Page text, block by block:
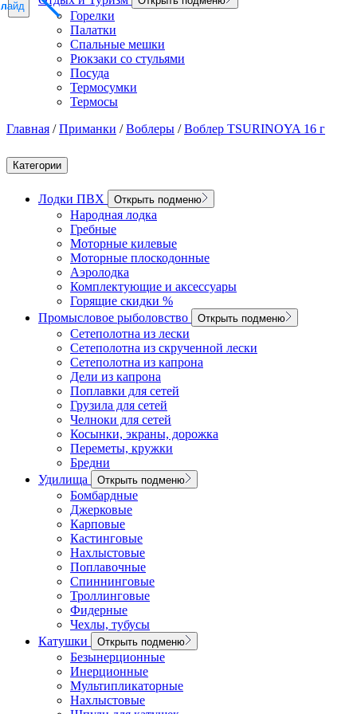
Горелки
Палатки
Спальные мешки
Рюкзаки со стульями
Посуда
Термосумки
Термосы
Главная /Приманки /Воблеры /Воблер TSURINOYA 16 г
Категории
Лодки ПВХ Открыть подменю
Народная лодка
Гребные
Моторные килевые
Моторные плоскодонные
Аэролодка
Комплектующие и аксессуары
Горящие скидки %
Промысловое рыболовство
Открыть подменю
Сетеполотна из лески
Сетеполотна из скрученной лески
Сетеполотна из капрона
Дели из капрона
Поплавки для сетей
Грузила для сетей
Челноки для сетей
Косынки, экраны, дорожка
Переметы, кружки
Бредни
Удилища
Открыть подменю
Бомбардные
Джерковые
Карповые
Кастинговые
Нахлыстовые
Поплавочные
Спиннинговые
Троллинговые
Фидерные
Чехлы, тубусы
Катушки
Открыть подменю
Безынерционные
Инерционные
Мультипликаторные
Нахлыстовые